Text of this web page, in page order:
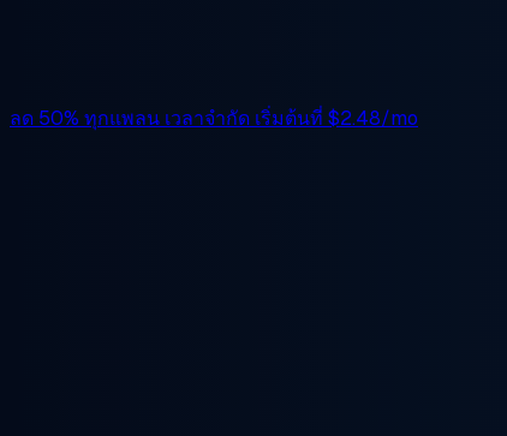
ลด 50% ทุกแพลน เวลาจำกัด เริ่มต้นที่ $2.48/mo